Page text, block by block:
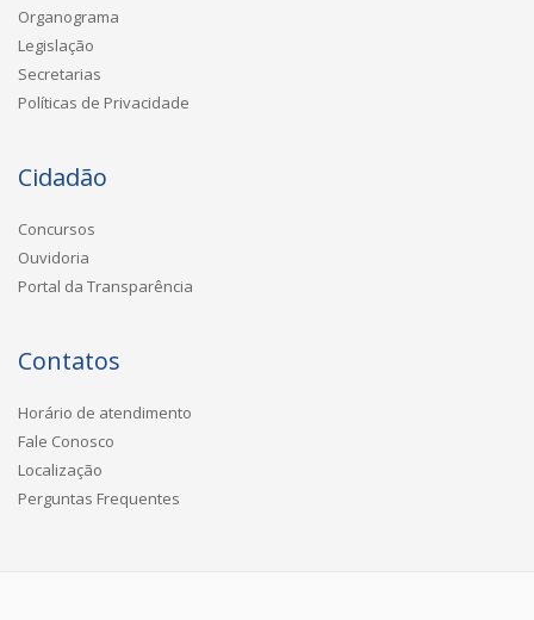
Organograma
Legislação
Secretarias
Políticas de Privacidade
Cidadão
Concursos
Ouvidoria
Portal da Transparência
Contatos
Horário de atendimento
Fale Conosco
Localização
Perguntas Frequentes